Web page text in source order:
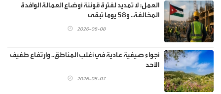
العمل: لا تمديد لفترة قوننة أوضاع العمالة الوافدة
المخالفة.. و58 يوما تبقى
2026-08-08
أجواء صيفية عادية في أغلب المناطق.. وارتفاع طفيف
الأحد
2026-08-07